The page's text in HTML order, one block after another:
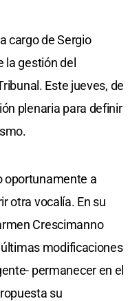
cargo de Sergio
la gestión del
Este jueves, de
plenaria para definir
oportunamente a
otra vocalía. En su
Crescimanno
modificaciones
permanecer en el
su